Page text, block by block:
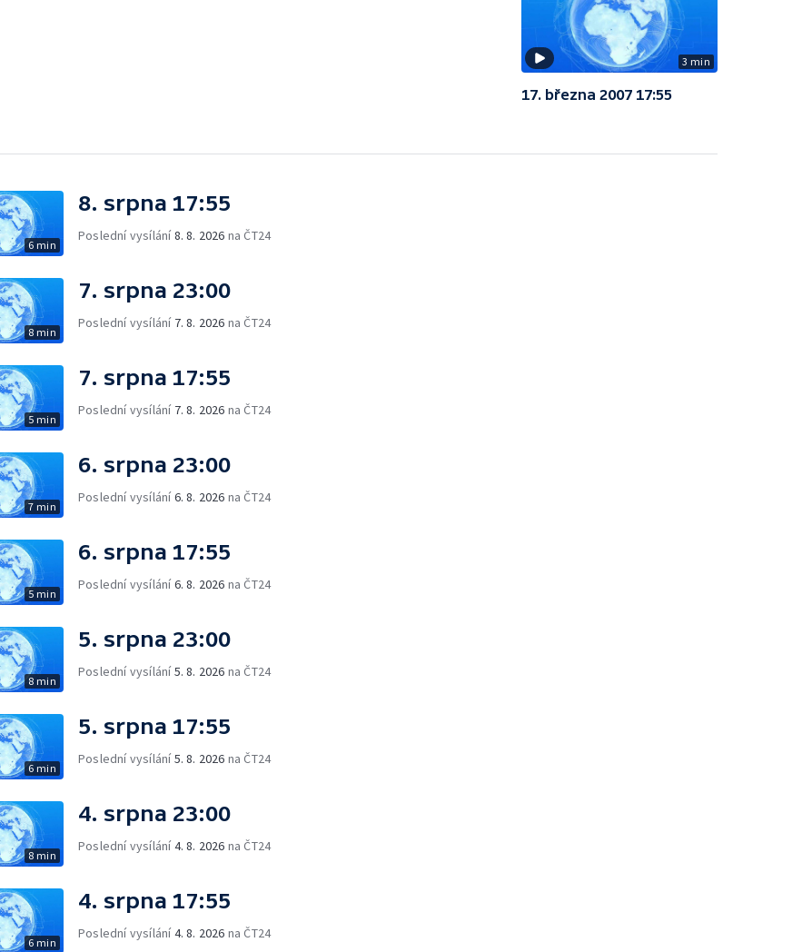
3 min
17. března 2007 17:55
6 min
8. srpna 17:55
Poslední vysílání8. 8. 2026 na ČT24
8 min
7. srpna 23:00
Poslední vysílání 7. 8. 2026 na ČT24
5 min
7. srpna 17:55
Poslední vysílání 7. 8. 2026 na ČT24
7 min
6. srpna 23:00
Poslední vysílání6. 8. 2026 na ČT24
5 min
6. srpna 17:55
Poslední vysílání6. 8. 2026 na ČT24
8 min
5. srpna 23:00
Poslední vysílání5. 8. 2026 na ČT24
6 min
5. srpna 17:55
Poslední vysílání5. 8. 2026 na ČT24
8 min
4. srpna 23:00
Poslední vysílání4. 8. 2026 na ČT24
6 min
4. srpna 17:55
Poslední vysílání4. 8. 2026 na ČT24